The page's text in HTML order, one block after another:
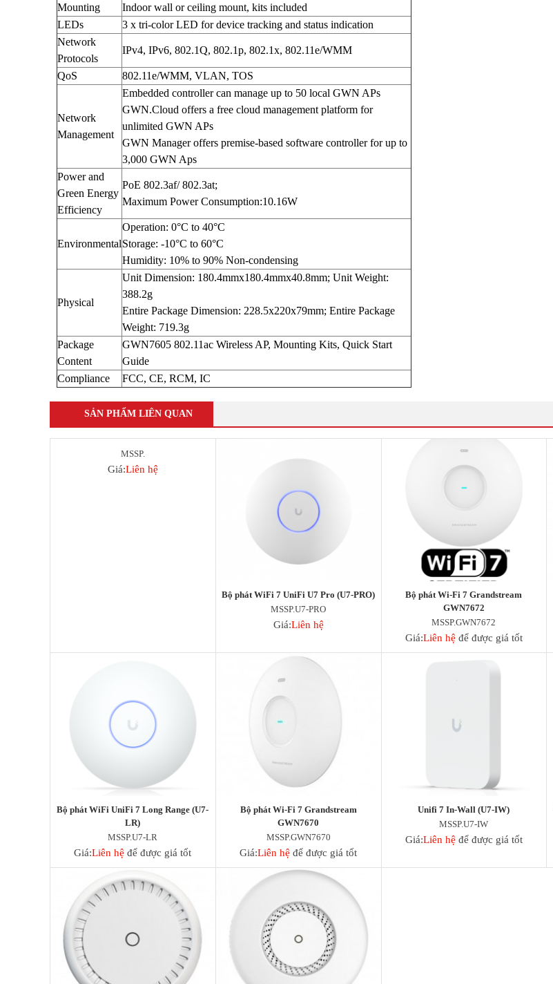
Cáp mạng HIKvision
Thẻ Nhớ SanDisk
Thẻ Nhớ Hikvision
Thẻ Nhớ Kingston
Thẻ Nhớ IMOU
Access Point UniFi
UniFi Gateway
Mounting
Indoor wall or ceiling mount, kits included
LEDs
3 x tri-color LED for device tracking and status indication
Network
Protocols
IPv4, IPv6, 802.1Q, 802.1p, 802.1x, 802.11e/WMM
QoS 802.11e/WMM, VLAN, TOS
Network
Management
Embedded controller can manage up to 50 local GWN APs
GWN.Cloud offers a free cloud management platform for
unlimited GWN APs
GWN Manager offers premise-based software controller for up to
3,000 GWN Aps
Power and
Green Energy
Efficiency
PoE 802.3af/ 802.3at;
Maximum Power Consumption:10.16W
Environmental
Operation: 0°C to 40°C
Storage: -10°C to 60°C
Humidity: 10% to 90% Non-condensing
Physical
Unit Dimension: 180.4mmx180.4mmx40.8mm; Unit Weight:
388.2g
Entire Package Dimension: 228.5x220x79mm; Entire Package
Weight: 719.3g
Package
Content
GWN7605 802.11ac Wireless AP, Mounting Kits, Quick Start
Guide
Compliance
FCC, CE, RCM, IC
SẢN PHẨM LIÊN QUAN
MSSP.
Giá:Liên hệ
Bộ phát WiFi 7 UniFi U7 Pro (U7-PRO)
MSSP.U7-PRO
Giá:Liên hệ
Bộ phát Wi-Fi 7 Grandstream
GWN7672
MSSP.GWN7672
Giá:Liên hệ để được giá tốt
Bộ phát WiFi UniFi 7 Long Range (U7-
LR)
MSSP.U7-LR
Giá:Liên hệ để được giá tốt
Bộ phát Wi-Fi 7 Grandstream
GWN7670
MSSP.GWN7670
Giá:Liên hệ để được giá tốt
Unifi 7 In-Wall (U7-IW)
MSSP.U7-IW
Giá:Liên hệ để được giá tốt